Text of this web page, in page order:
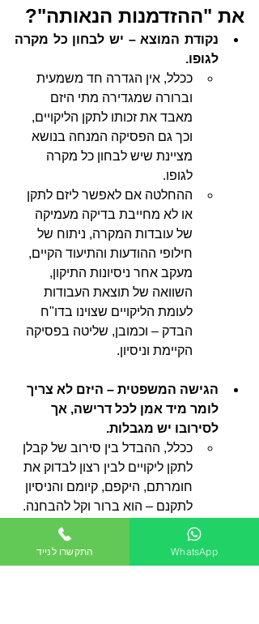
את "ההזדמנות הנאותה"?
לגופו.
ככלל, אין הגדרה חד משמעית
וברורה שמגדירה מתי היזם
מאבד את זכותו לתקן הליקויים,
וכך גם הפסיקה המנחה בנושא
מציינת שיש לבחון כל מקרה
לגופו.
ההחלטה אם לאפשר ליזם לתקן
או לא מחייבת בדיקה מעמיקה
של עובדות המקרה, ניתוח של
חילופי ההודעות והתיעוד הקיים,
מעקב אחר ניסיונות התיקון,
השוואה של תוצאת העבודות
לעומת הליקויים שצוינו בדו"ח
הבדק – וכמובן, שליטה בפסיקה
הקיימת וניסיון.
הגישה המשפטית – היזם לא צריך
לומר מיד אמן לכל דרישה, אך
לסירובו יש מגבלות.
ככלל, ההבדל בין סירוב של קבלן
לתקן ליקויים לבין רצון לבדוק את
חומרתם, היקפם, קיומם והניסיון
לתקנם – הוא ברור וקל להבחנה.
כך למשל, בדיקה של הליקויים
מתקיימת כאשר היזם מאשר
שהוא קיבל את העדכון בדבר
התקשרו לנייד WhatsApp